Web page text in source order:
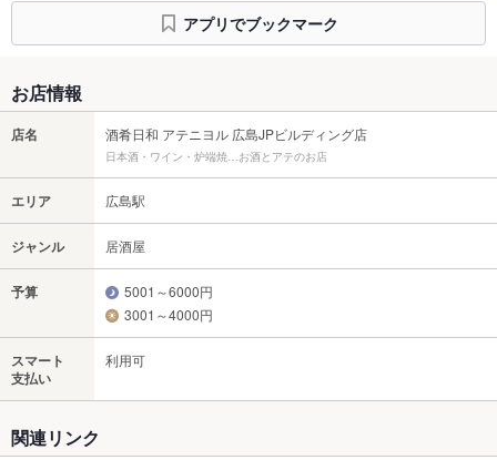
アプリでブックマーク
お店情報
店名 酒肴日和 アテニヨル 広島JPビルディング店
日本酒・ワイン・炉端焼…お酒とアテのお店
エリア 広島駅
ジャンル 居酒屋
予算
5001～6000円
3001～4000円
スマート
支払い
利用可
関連リンク